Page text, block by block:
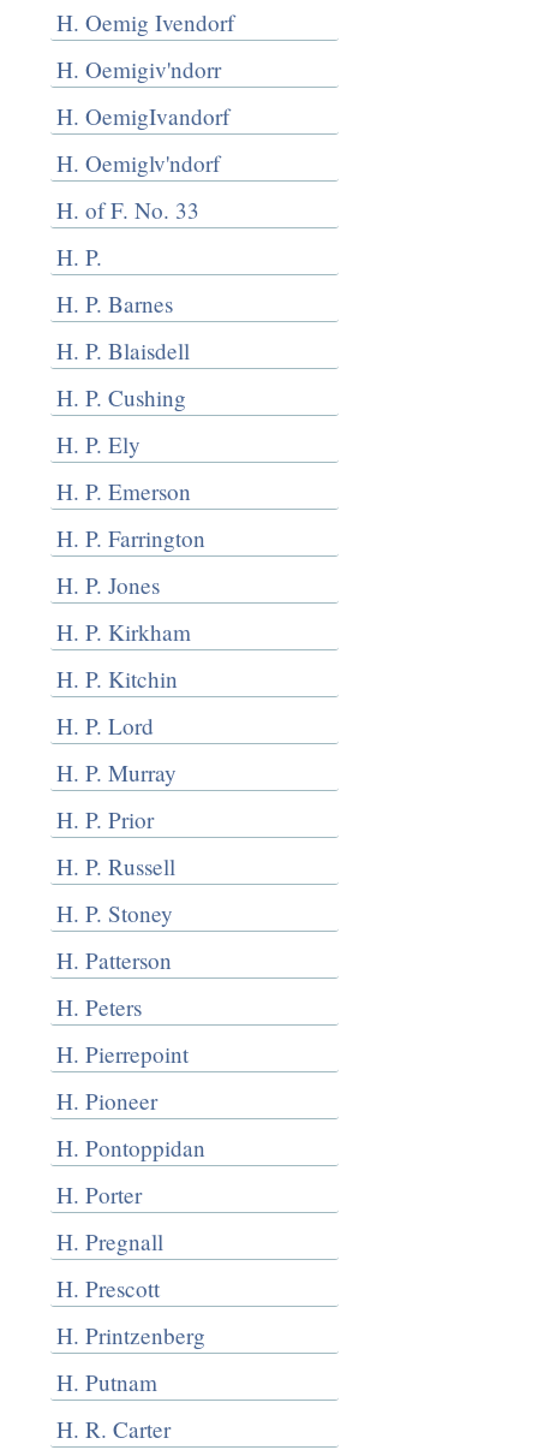
H. Oemig Ivendorf
H. Oemigiv'ndorr
H. OemigIvandorf
H. Oemiglv'ndorf
H. of F. No. 33
H. P.
H. P. Barnes
H. P. Blaisdell
H. P. Cushing
H. P. Ely
H. P. Emerson
H. P. Farrington
H. P. Jones
H. P. Kirkham
H. P. Kitchin
H. P. Lord
H. P. Murray
H. P. Prior
H. P. Russell
H. P. Stoney
H. Patterson
H. Peters
H. Pierrepoint
H. Pioneer
H. Pontoppidan
H. Porter
H. Pregnall
H. Prescott
H. Printzenberg
H. Putnam
H. R. Carter